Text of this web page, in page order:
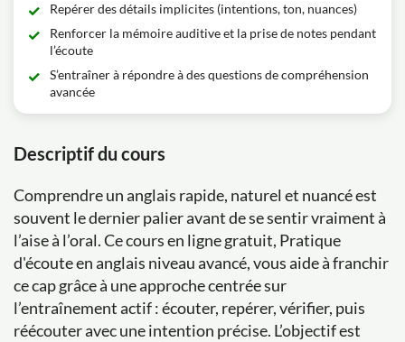
Repérer des détails implicites (intentions, ton, nuances)
Renforcer la mémoire auditive et la prise de notes pendant
l’écoute
S’entraîner à répondre à des questions de compréhension
avancée
Descriptif du cours
Comprendre un anglais rapide, naturel et nuancé est
souvent le dernier palier avant de se sentir vraiment à
l’aise à l’oral. Ce cours en ligne gratuit, Pratique
d'écoute en anglais niveau avancé, vous aide à franchir
ce cap grâce à une approche centrée sur
l’entraînement actif : écouter, repérer, vérifier, puis
réécouter avec une intention précise. L’objectif est